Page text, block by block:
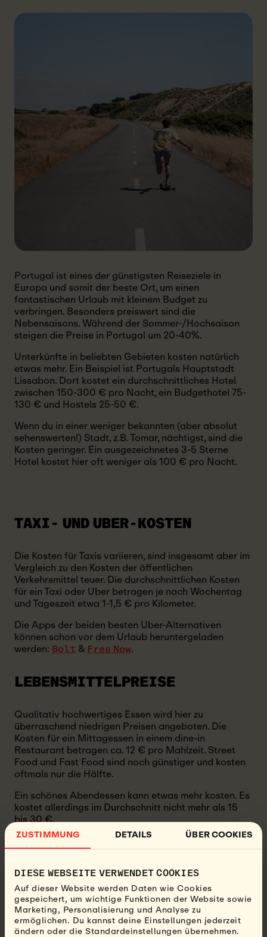
ZUSTIMMUNG DETAILS ÜBER COOKIES
DIESE WEBSEITE VERWENDET COOKIES
Auf dieser Website werden Daten wie Cookies
gespeichert, um wichtige Funktionen der Website sowie
Marketing, Personalisierung und Analyse zu
ermöglichen. Du kannst deine Einstellungen jederzeit
ändern oder die Standardeinstellungen übernehmen.
Portugal ist eines der günstigsten Reiseziele in
Europa und somit der beste Ort, um einen
fantastischen Urlaub mit kleinem Budget zu
verbringen. Besonders preiswert sind die
Nebensaisons. Während der Sommer-/Hochsaison
steigen die Preise in Portugal um 20-40%.
Unterkünfte in beliebten Gebieten kosten natürlich
etwas mehr. Ein Beispiel ist Portugals Hauptstadt
Lissabon. Dort kostet ein durchschnittliches Hotel
zwischen 150-300 € pro Nacht, ein Budgethotel 75-
130 € und Hostels 25-50 €.
Wenn du in einer weniger bekannten (aber absolut
sehenswerten!) Stadt, z.B. Tomar, nächtigst, sind die
Kosten geringer. Ein ausgezeichnetes 3-5 Sterne
Hotel kostet hier oft weniger als 100 € pro Nacht.
TAXI- UND UBER-KOSTEN
Die Kosten für Taxis variieren, sind insgesamt aber im
Vergleich zu den Kosten der öffentlichen
Verkehrsmittel teuer. Die durchschnittlichen Kosten
für ein Taxi oder Uber betragen je nach Wochentag
und Tageszeit etwa 1-1,5 € pro Kilometer.
Die Apps der beiden besten Uber-Alternativen
können schon vor dem Urlaub heruntergeladen
werden: Bolt & Free Now.
LEBENSMITTELPREISE
Qualitativ hochwertiges Essen wird hier zu
überraschend niedrigen Preisen angeboten. Die
Kosten für ein Mittagessen in einem dine-in
Restaurant betragen ca. 12 € pro Mahlzeit. Street
Food und Fast Food sind noch günstiger und kosten
oftmals nur die Hälfte.
Ein schönes Abendessen kann etwas mehr kosten. Es
kostet allerdings im Durchschnitt nicht mehr als 15
bis 30 €.
REISEZEITEN UND
WETTERZEITEN IN
PORTUGAL
Portugal ist eines der sonnigsten Länder Europas,